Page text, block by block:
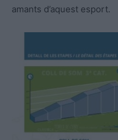
amants d’aquest esport.